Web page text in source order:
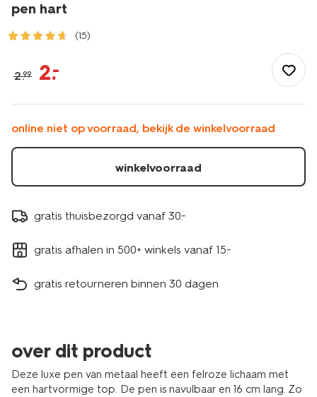
pen hart
(15)
kantoor/schrijfwaren/pennen/pen-
hart-
2.99 2.–
online niet op voorraad, bekijk de winkelvoorraad
winkelvoorraad
gratis thuisbezorgd vanaf 30.-
gratis afhalen in 500+ winkels vanaf 15.-
gratis retourneren binnen 30 dagen
over dit product
Deze luxe pen van metaal heeft een felroze lichaam met
een hartvormige top. De pen is navulbaar en 16 cm lang. Zo